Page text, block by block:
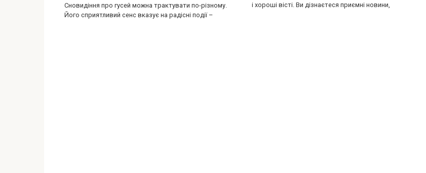
Сновидіння про гусей можна трактувати по-різному.
Його сприятливий сенс вказує на радісні події –
і хороші вісті. Ви дізнаєтеся приємні новини,